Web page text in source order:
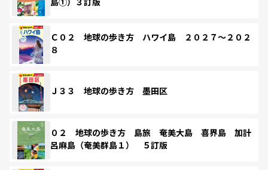
Ｃ０２ 地球の歩き方 ハワイ島 ２０２７～２０２
８
Ｊ３３ 地球の歩き方 墨田区
０２ 地球の歩き方 島旅 奄美大島 喜界島 加計
呂麻島（奄美群島１） ５訂版